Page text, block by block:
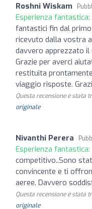
Roshni Wiskam
Esperienza fantastica:
fantastici fin dal
ricevuto dalla vostra
davvero apprezzato il
Grazie per averci
restituita
viaggio risposte.
Questa recensione è stata
originale
Nivanthi Perera
Esperienza fantastica:
competitivo..Sono
convincente e ti
aeree. Davvero
Questa recensione è stata
originale